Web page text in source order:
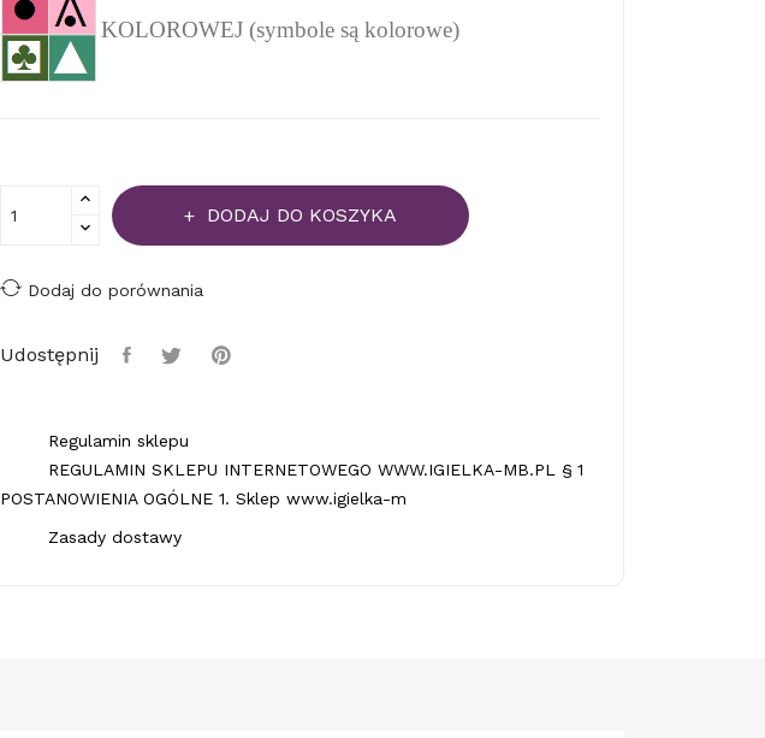
KOLOROWEJ (symbole są kolorowe)
DODAJ DO KOSZYKA
Dodaj do porównania
Udostępnij
Regulamin sklepu
REGULAMIN SKLEPU INTERNETOWEGO WWW.IGIELKA-MB.PL § 1
POSTANOWIENIA OGÓLNE 1. Sklep www.igielka-m
Zasady dostawy